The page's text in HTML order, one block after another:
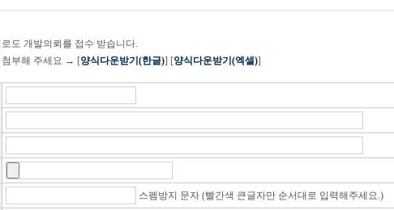
도 개발의뢰를 접수 받습니다.
첨부해 주세요 → [양식다운받기(한글)] [양식다운받기(엑셀)]
스펨방지 문자 (빨간색 큰글자만 순서대로 입력해주세요.)